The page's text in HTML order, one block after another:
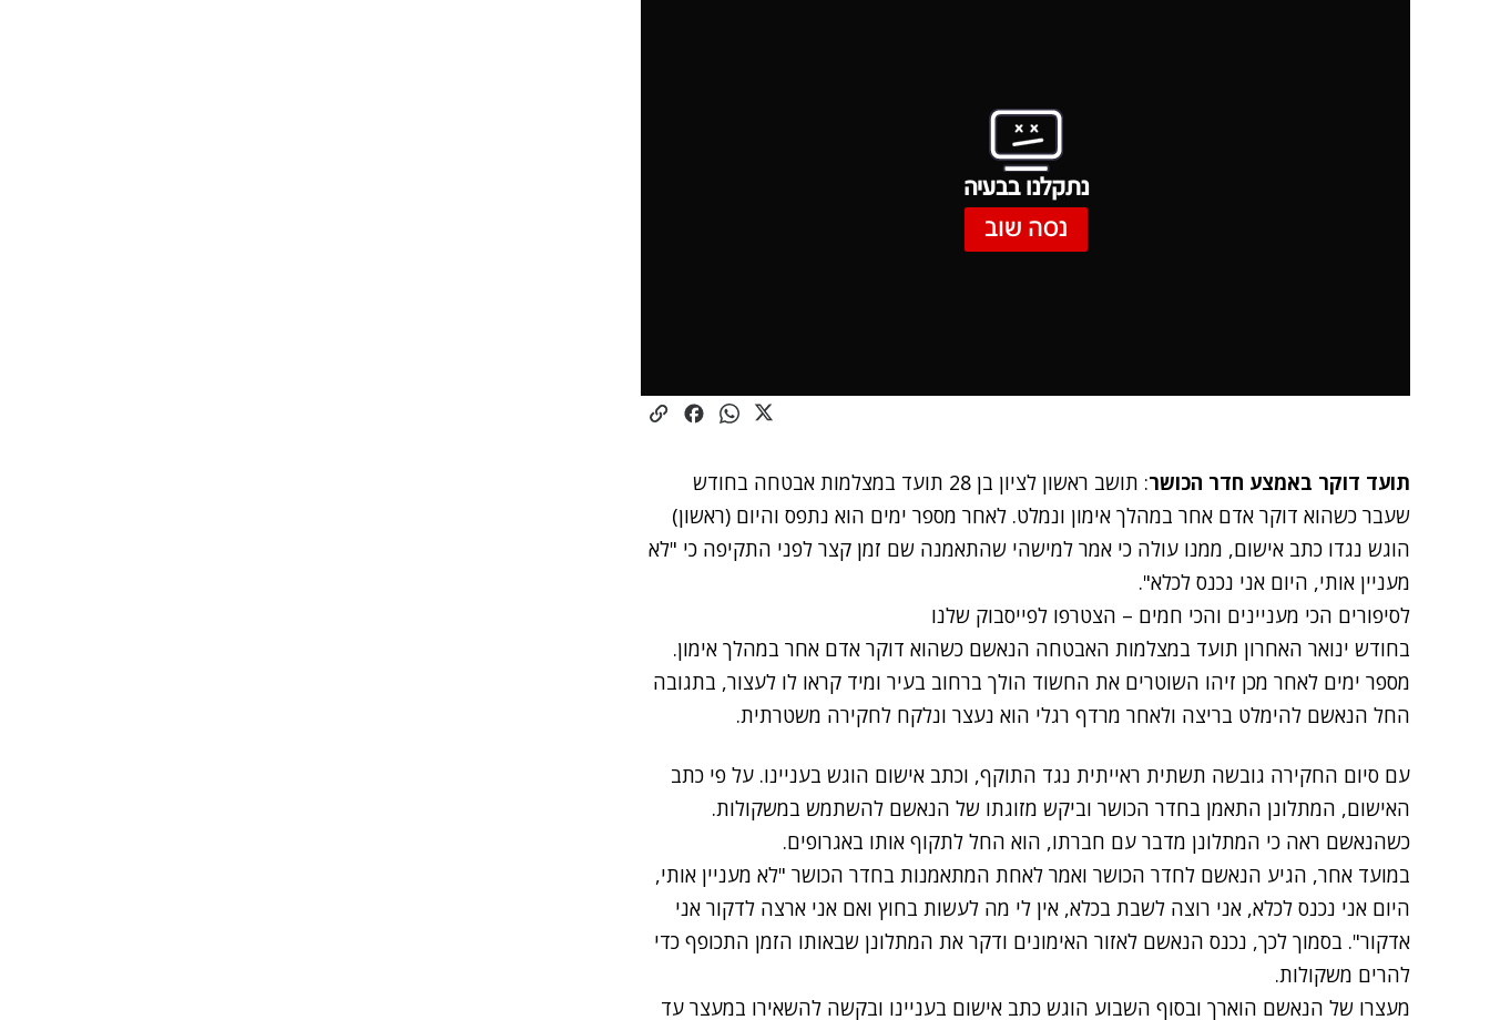
נתקלנו בבעיה
נסה שוב
תועד דוקר באמצע חדר הכושר
: תושב ראשון לציון בן 28 תועד במצלמות אבטחה בחודש
שעבר כשהוא דוקר אדם אחר במהלך אימון ונמלט. לאחר מספר ימים הוא נתפס והיום (ראשון)
הוגש נגדו כתב אישום, ממנו עולה כי אמר למישהי שהתאמנה שם זמן קצר לפני התקיפה כי "לא
מעניין אותי, היום אני נכנס לכלא".
לסיפורים הכי מעניינים והכי חמים – הצטרפו לפייסבוק שלנו
בחודש ינואר האחרון תועד במצלמות האבטחה הנאשם כשהוא דוקר אדם אחר במהלך אימון.
מספר ימים לאחר מכן זיהו השוטרים את החשוד הולך ברחוב בעיר ומיד קראו לו לעצור, בתגובה
החל הנאשם להימלט בריצה ולאחר מרדף רגלי הוא נעצר ונלקח לחקירה משטרתית.
עם סיום החקירה גובשה תשתית ראייתית נגד התוקף, וכתב אישום הוגש בעניינו. על פי כתב
האישום, המתלונן התאמן בחדר הכושר וביקש מזוגתו של הנאשם להשתמש במשקולות.
כשהנאשם ראה כי המתלונן מדבר עם חברתו, הוא החל לתקוף אותו באגרופים.
במועד אחר, הגיע הנאשם לחדר הכושר ואמר לאחת המתאמנות בחדר הכושר "לא מעניין אותי,
היום אני נכנס לכלא, אני רוצה לשבת בכלא, אין לי מה לעשות בחוץ ואם אני ארצה לדקור אני
אדקור". בסמוך לכך, נכנס הנאשם לאזור האימונים ודקר את המתלונן שבאותו הזמן התכופף כדי
להרים משקולות.
מעצרו של הנאשם הוארך ובסוף השבוע הוגש כתב אישום בעניינו ובקשה להשאירו במעצר עד